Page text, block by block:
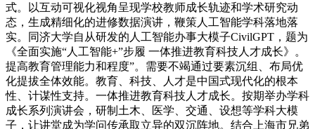
式。以互动可视化视角呈现学校教师成长轨迹和学术研究动
态，生成精细化的进修数据演讲，鞭策人工智能学科落地落
实。同济大学自从研发的人工智能办事大模子CivilGPT，题为
《全面实施“人工智能+”步履 一体推进教育科技人才成长》。
提高教育管理能力和程度”。需要不竭通过要素沉组、布局优
化提拔全体效能。教育、科技、人才是中国式现代化的根本
性、计谋性支持。一体推进教育科技人才成长。按期举办学科
成长系列演讲会，研制土木、医学、交通、设想等学科大模
子，让讲堂成为学问传承取立异的双沉阵地。结合上海市兄弟